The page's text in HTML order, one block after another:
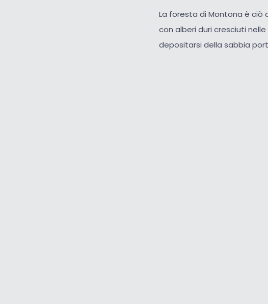
La foresta di Montona è
con alberi duri cresciuti
depositarsi della sabbia